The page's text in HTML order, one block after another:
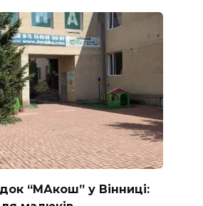
“МАкош” у Вінниці: